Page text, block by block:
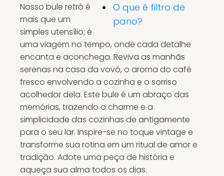
O que é filtro de
pano?
Nosso bule retrô é
mais que um
simples utensílio; é
uma viagem no tempo, onde cada detalhe
encanta e aconchega. Reviva as manhãs
serenas na casa da vovó, o aroma do café
fresco envolvendo a cozinha e o sorriso
acolhedor dela. Este bule é um abraço das
memórias, trazendo o charme e a
simplicidade das cozinhas de antigamente
para o seu lar. Inspire-se no toque vintage e
transforme sua rotina em um ritual de amor e
tradição. Adote uma peça de história e
aqueça sua alma todos os dias.